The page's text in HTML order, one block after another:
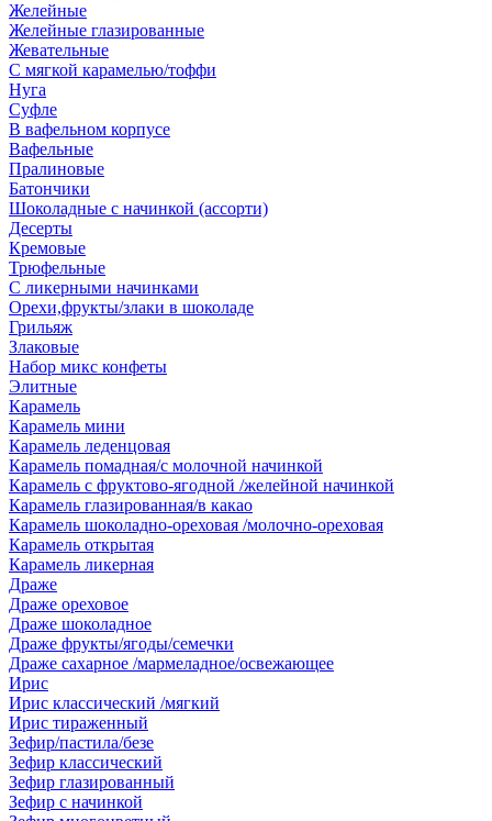
Желейные
Желейные глазированные
Жевательные
С мягкой карамелью/тоффи
Нуга
Суфле
В вафельном корпусе
Вафельные
Пралиновые
Батончики
Шоколадные с начинкой (ассорти)
Десерты
Кремовые
Трюфельные
С ликерными начинками
Орехи,фрукты/злаки в шоколаде
Грильяж
Злаковые
Набор микс конфеты
Элитные
Карамель
Карамель мини
Карамель леденцовая
Карамель помадная/с молочной начинкой
Карамель с фруктово-ягодной /желейной начинкой
Карамель глазированная/в какао
Карамель шоколадно-ореховая /молочно-ореховая
Карамель открытая
Карамель ликерная
Драже
Драже ореховое
Драже шоколадное
Драже фрукты/ягоды/семечки
Драже сахарное /мармеладное/освежающее
Ирис
Ирис классический /мягкий
Ирис тираженный
Зефир/пастила/безе
Зефир классический
Зефир глазированный
Зефир с начинкой